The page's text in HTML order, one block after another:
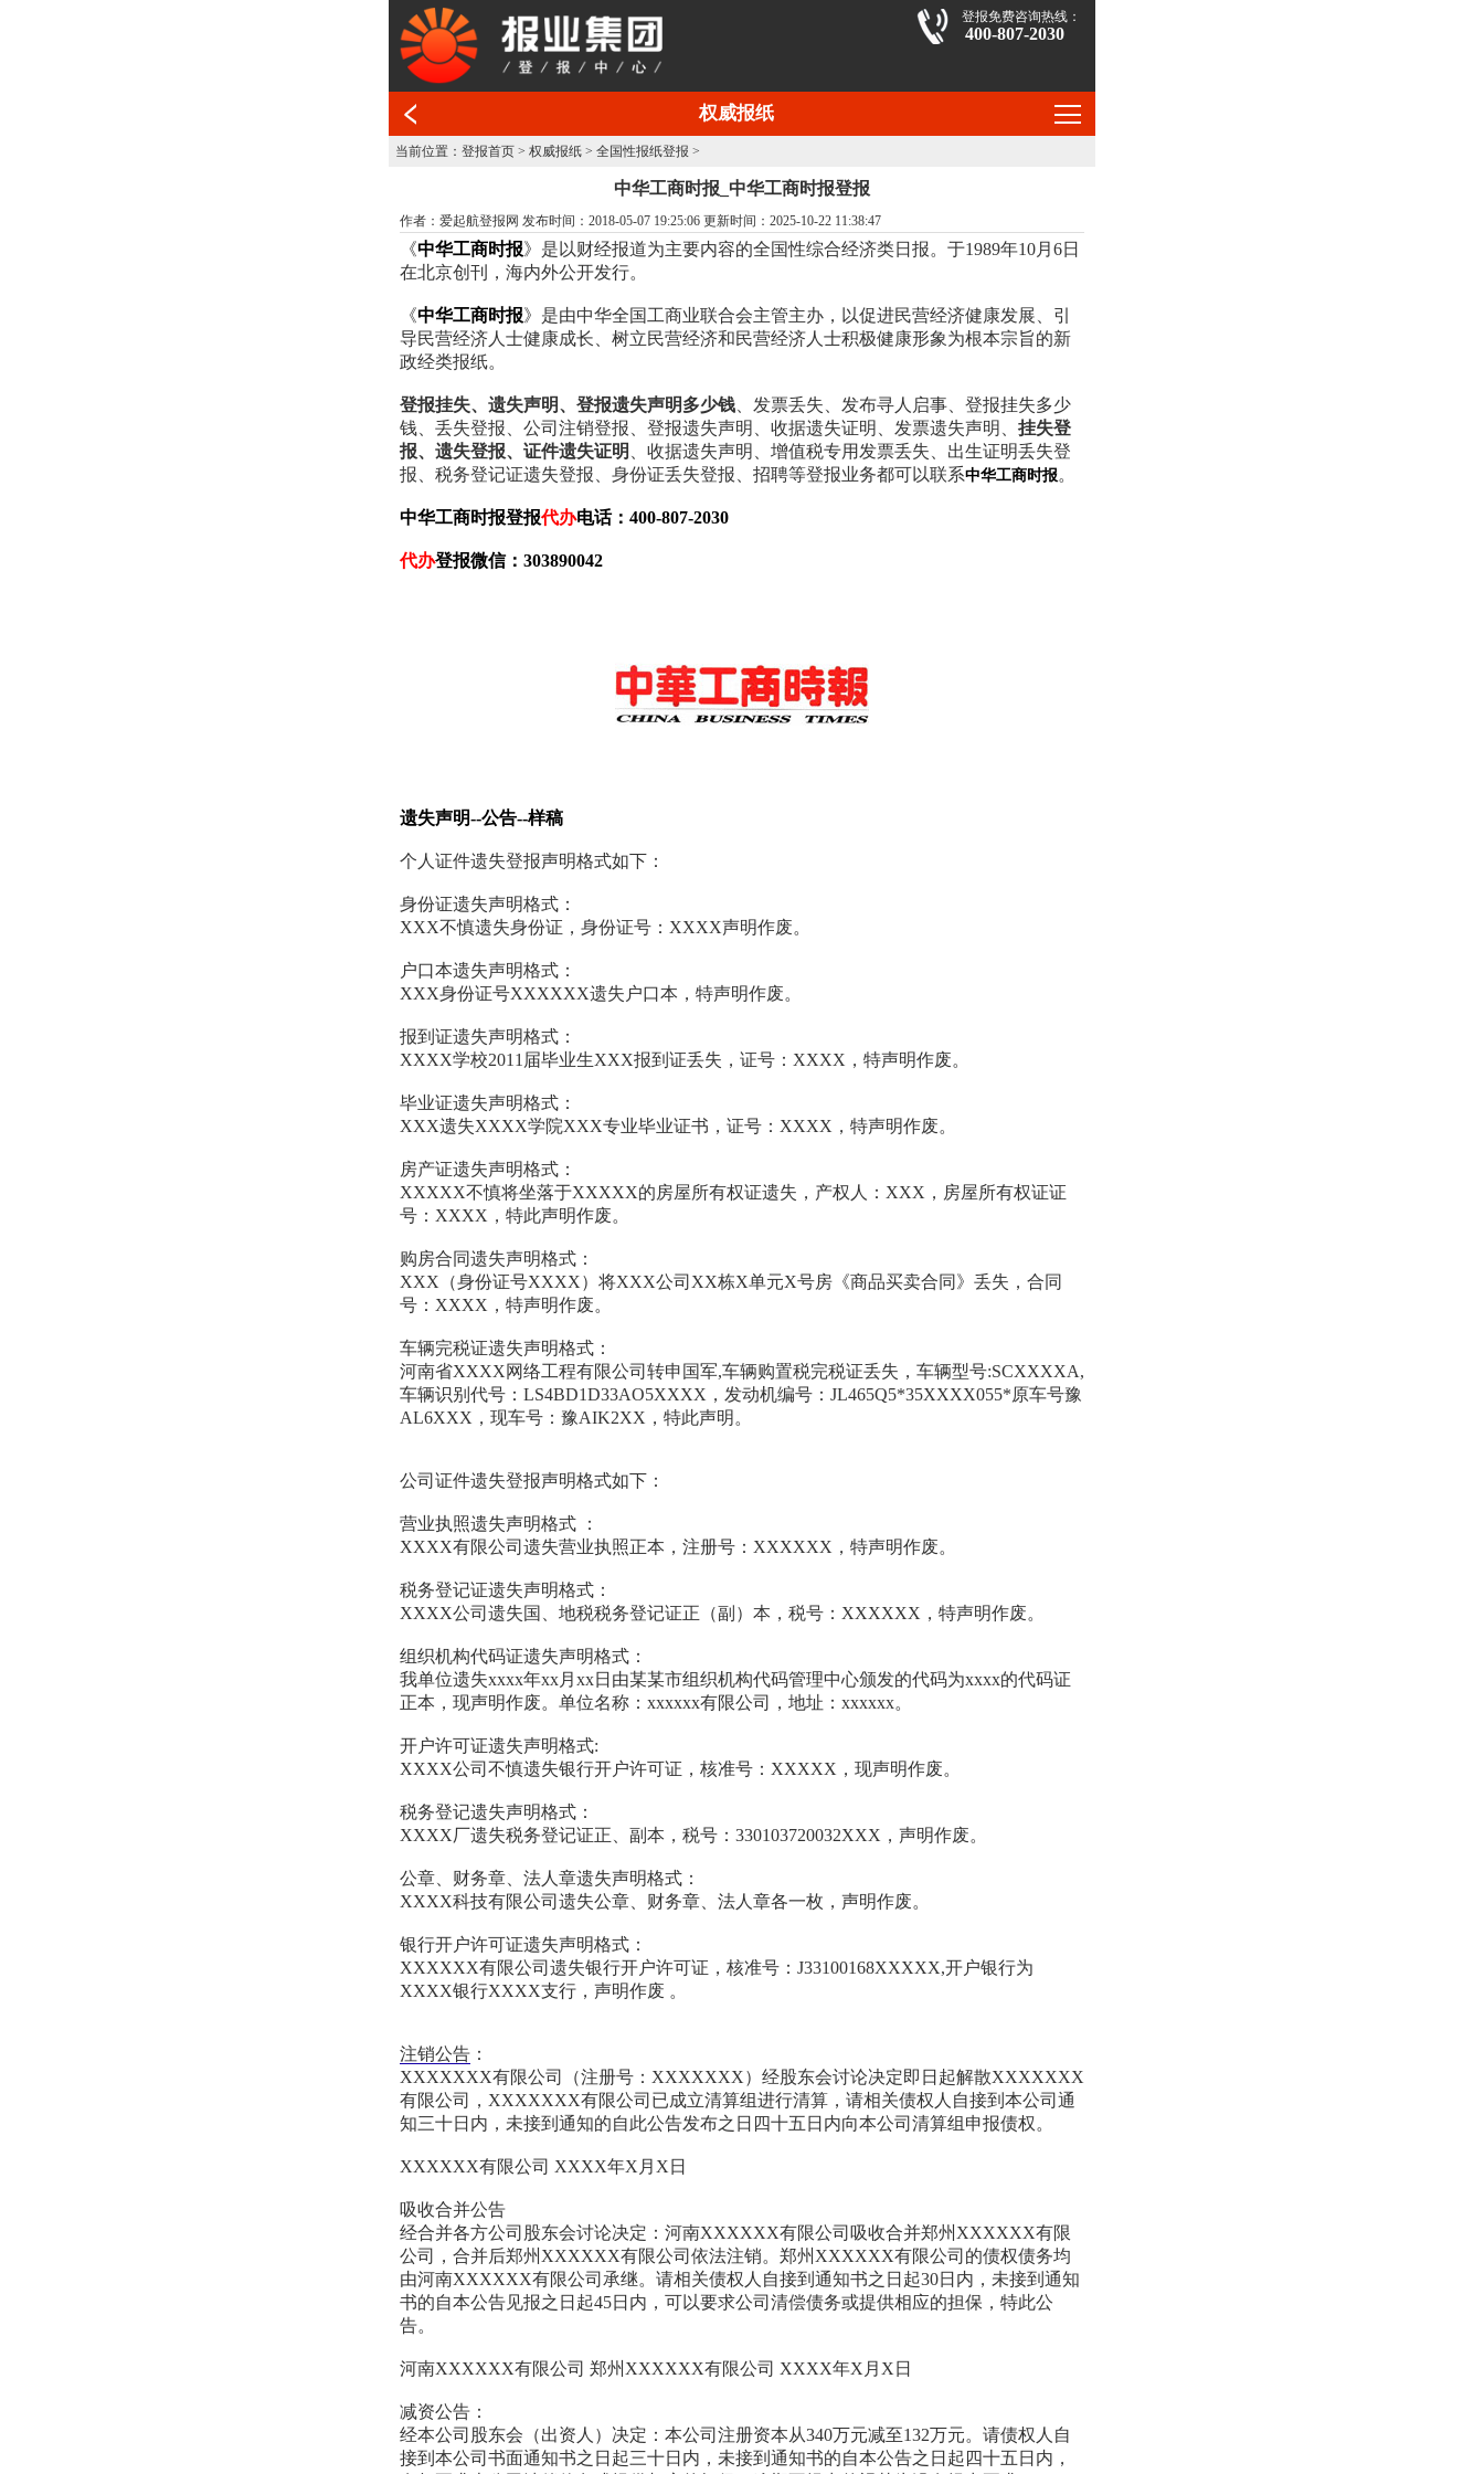
登报免费咨询热线：
400-807-2030
权威报纸
当前位置：登报首页 >权威报纸 >全国性报纸登报 >
中华工商时报_中华工商时报登报
作者：爱起航登报网 发布时间：2018-05-07 19:25:06 更新时间：2025-10-22 11:38:47
《中华工商时报》是以财经报道为主要内容的全国性综合经济类日报。于1989年10月6日
在北京创刊，海内外公开发行。
《中华工商时报》是由中华全国工商业联合会主管主办，以促进民营经济健康发展、引
导民营经济人士健康成长、树立民营经济和民营经济人士积极健康形象为根本宗旨的新
政经类报纸。
登报挂失、遗失声明、登报遗失声明多少钱 、发票丢失、发布寻人启事、登报挂失多少
钱、丢失登报、公司注销登报、登报遗失声明、收据遗失证明、发票遗失声明、 挂失登
报、遗失登报、证件遗失证明
、收据遗失声明、增值税专用发票丢失、出生证明丢失登
报、税务登记证遗失登报、身份证丢失登报、招聘等登报业务都可以联系中华工商时报。
中华工商时报登报代办电话：400-807-2030
代办登报微信：303890042
遗失声明--公告--样稿
个人证件遗失登报声明格式如下：
身份证遗失声明格式：
XXX不慎遗失身份证，身份证号：XXXX声明作废。
户口本遗失声明格式：
XXX身份证号XXXXXX遗失户口本，特声明作废。
报到证遗失声明格式：
XXXX学校2011届毕业生XXX报到证丢失，证号：XXXX，特声明作废。
毕业证遗失声明格式：
XXX遗失XXXX学院XXX专业毕业证书，证号：XXXX，特声明作废。
房产证遗失声明格式：
XXXXX不慎将坐落于XXXXX的房屋所有权证遗失，产权人：XXX，房屋所有权证证
号：XXXX，特此声明作废。
购房合同遗失声明格式：
XXX（身份证号XXXX）将XXX公司XX栋X单元X号房《商品买卖合同》丢失，合同
号：XXXX，特声明作废。
车辆完税证遗失声明格式：
河南省XXXX网络工程有限公司转申国军,车辆购置税完税证丢失，车辆型号:SCXXXXA,
车辆识别代号：LS4BD1D33AO5XXXX，发动机编号：JL465Q5*35XXXX055*原车号豫
AL6XXX，现车号：豫AIK2XX，特此声明。
公司证件遗失登报声明格式如下：
营业执照遗失声明格式 ：
XXXX有限公司遗失营业执照正本，注册号：XXXXXX，特声明作废。
税务登记证遗失声明格式：
XXXX公司遗失国、地税税务登记证正（副）本，税号：XXXXXX，特声明作废。
组织机构代码证遗失声明格式：
我单位遗失xxxx年xx月xx日由某某市组织机构代码管理中心颁发的代码为xxxx的代码证
正本，现声明作废。单位名称：xxxxxx有限公司，地址：xxxxxx。
开户许可证遗失声明格式:
XXXX公司不慎遗失银行开户许可证，核准号：XXXXX，现声明作废。
税务登记遗失声明格式：
XXXX厂遗失税务登记证正、副本，税号：330103720032XXX，声明作废。
公章、财务章、法人章遗失声明格式：
XXXX科技有限公司遗失公章、财务章、法人章各一枚，声明作废。
银行开户许可证遗失声明格式：
XXXXXX有限公司遗失银行开户许可证，核准号：J33100168XXXXX,开户银行为
XXXX银行XXXX支行，声明作废 。
注销公告 ：
XXXXXXX有限公司（注册号：XXXXXXX）经股东会讨论决定即日起解散XXXXXXX
有限公司，XXXXXXX有限公司已成立清算组进行清算，请相关债权人自接到本公司通
知三十日内，未接到通知的自此公告发布之日四十五日内向本公司清算组申报债权。
XXXXXX有限公司 XXXX年X月X日
吸收合并公告
经合并各方公司股东会讨论决定：河南XXXXXX有限公司吸收合并郑州XXXXXX有限
公司，合并后郑州XXXXXX有限公司依法注销。郑州XXXXXX有限公司的债权债务均
由河南XXXXXX有限公司承继。请相关债权人自接到通知书之日起30日内，未接到通知
书的自本公告见报之日起45日内，可以要求公司清偿债务或提供相应的担保，特此公
告。
河南XXXXXX有限公司 郑州XXXXXX有限公司 XXXX年X月X日
减资公告：
经本公司股东会（出资人）决定：本公司注册资本从340万元减至132万元。请债权人自
接到本公司书面通知书之日起三十日内，未接到通知书的自本公告之日起四十五日内，